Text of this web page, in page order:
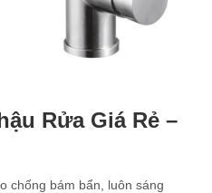
Rửa Giá Rẻ –
chống bám bẩn, luôn sáng